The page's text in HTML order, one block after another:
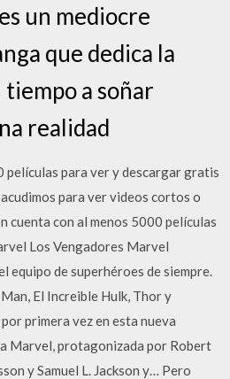
un mediocre
que dedica la
a soñar
realidad
películas para ver y descargar gratis
para ver videos cortos o
cuenta con al menos 5000 películas
Los Vengadores Marvel
equipo de superhéroes de siempre.
El Increible Hulk, Thor y
primera vez en esta nueva
Marvel, protagonizada por Robert
y Samuel L. Jackson y… Pero